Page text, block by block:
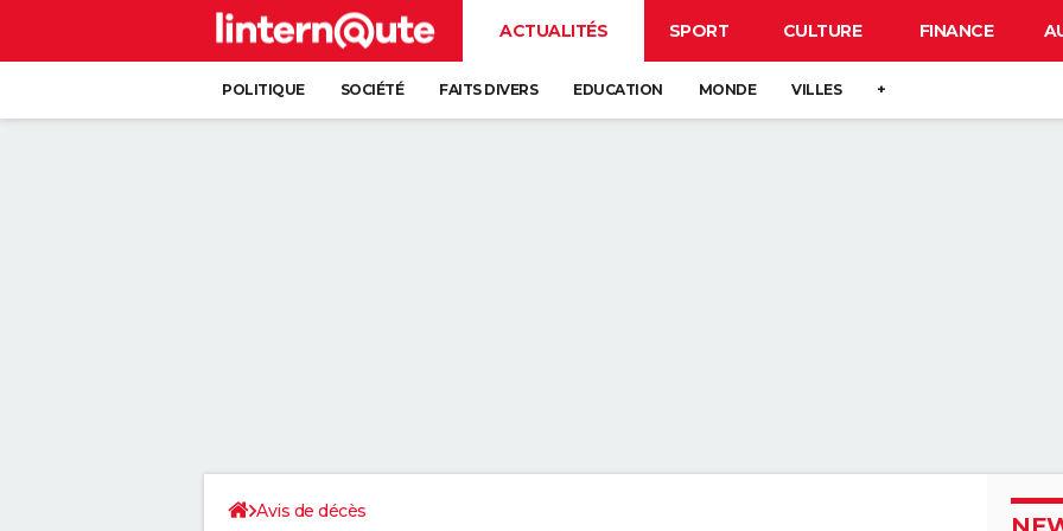
ACTUALITÉS SPORT CULTURE FINANCE
POLITIQUE SOCIÉTÉ FAITS DIVERS EDUCATION MONDE VILLES +
Avis de décès